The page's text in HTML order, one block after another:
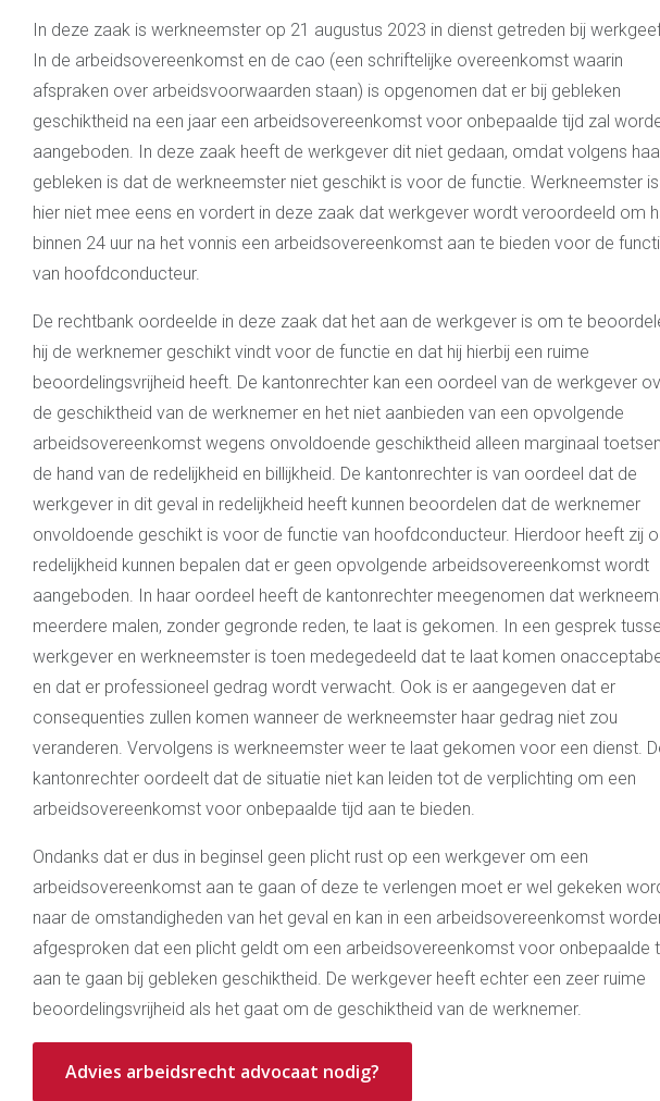
In deze zaak is werkneemster op 21 augustus 2023 in dienst getreden bij
In de arbeidsovereenkomst en de cao (een schriftelijke overeenkomst waarin
afspraken over arbeidsvoorwaarden staan) is opgenomen dat er bij gebleken
geschiktheid na een jaar een arbeidsovereenkomst voor onbepaalde tijd zal
aangeboden. In deze zaak heeft de werkgever dit niet gedaan, omdat volgens
gebleken is dat de werkneemster niet geschikt is voor de functie. Werkneemster
hier niet mee eens en vordert in deze zaak dat werkgever wordt veroordeeld om
binnen 24 uur na het vonnis een arbeidsovereenkomst aan te bieden voor de
van hoofdconducteur.
De rechtbank oordeelde in deze zaak dat het aan de werkgever is om te
hij de werknemer geschikt vindt voor de functie en dat hij hierbij een ruime
beoordelingsvrijheid heeft. De kantonrechter kan een oordeel van de werkgever
de geschiktheid van de werknemer en het niet aanbieden van een opvolgende
arbeidsovereenkomst wegens onvoldoende geschiktheid alleen marginaal
de hand van de redelijkheid en billijkheid. De kantonrechter is van oordeel dat de
werkgever in dit geval in redelijkheid heeft kunnen beoordelen dat de werknemer
onvoldoende geschikt is voor de functie van hoofdconducteur. Hierdoor heeft zij
redelijkheid kunnen bepalen dat er geen opvolgende arbeidsovereenkomst wordt
aangeboden. In haar oordeel heeft de kantonrechter meegenomen dat
meerdere malen, zonder gegronde reden, te laat is gekomen. In een gesprek
werkgever en werkneemster is toen medegedeeld dat te laat komen
en dat er professioneel gedrag wordt verwacht. Ook is er aangegeven dat er
consequenties zullen komen wanneer de werkneemster haar gedrag niet zou
veranderen. Vervolgens is werkneemster weer te laat gekomen voor een dienst.
kantonrechter oordeelt dat de situatie niet kan leiden tot de verplichting om een
arbeidsovereenkomst voor onbepaalde tijd aan te bieden.
Ondanks dat er dus in beginsel geen plicht rust op een werkgever om een
arbeidsovereenkomst aan te gaan of deze te verlengen moet er wel gekeken
naar de omstandigheden van het geval en kan in een arbeidsovereenkomst
afgesproken dat een plicht geldt om een arbeidsovereenkomst voor onbepaalde
aan te gaan bij gebleken geschiktheid. De werkgever heeft echter een zeer ruime
beoordelingsvrijheid als het gaat om de geschiktheid van de werknemer.
Advies arbeidsrecht advocaat nodig?